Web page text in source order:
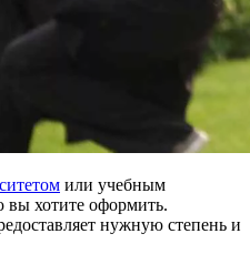
или учебным
вы хотите оформить.
нужную степень и